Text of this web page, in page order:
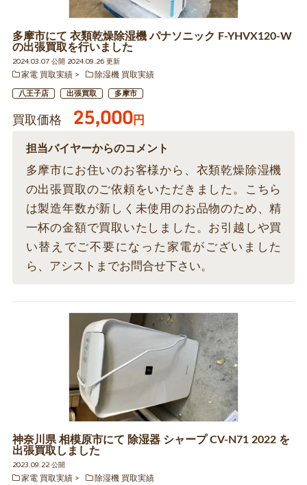
多摩市にて 衣類乾燥除湿機 パナソニック F-YHVX120-W
の出張買取を行いました
2024.03.07 公開 2024.09.26 更新
家電 買取実績
除湿機 買取実績
八王子店 出張買取 多摩市
買取価格 25,000円
担当バイヤーからのコメント
多摩市にお住いのお客様から、衣類乾燥除湿機
の出張買取のご依頼をいただきました。こちら
は製造年数が新しく未使用のお品物のため、精
一杯の金額で買取いたしました。お引越しや買
い替えでご不要になった家電がございました
ら、アシストまでお問合せ下さい。
神奈川県 相模原市にて 除湿器 シャープ CV-N71 2022 を
出張買取しました
2023.09.22 公開
家電 買取実績
除湿機 買取実績